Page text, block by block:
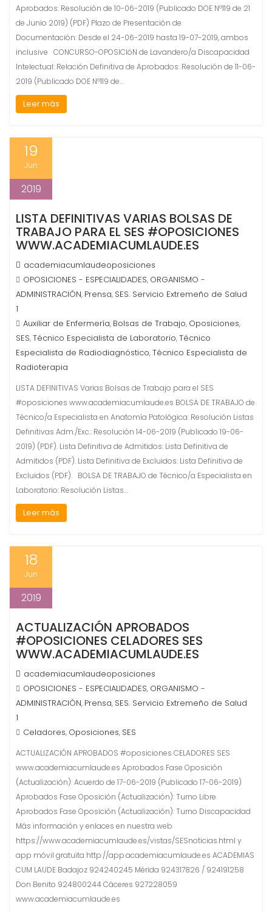
Aprobados: Resolución de 10-06-2019 (Publicado DOE Nº119 de 21
de Junio 2019) (PDF) Plazo de Presentación de
Documentación: Desde el 24-06-2019 hasta 19-07-2019, ambos
inclusive CONCURSO-OPOSICIóN de Lavandero/a Discapacidad
Intelectual: Relación Definitiva de Aprobados: Resolución de 11-06-
2019 (Publicado DOE Nº119 de…
Leer más
19
Jun
2019
LISTA DEFINITIVAS VARIAS BOLSAS DE
TRABAJO PARA EL SES #OPOSICIONES
WWW.ACADEMIACUMLAUDE.ES
academiacumlaudeoposiciones
OPOSICIONES - ESPECIALIDADES, ORGANISMO -
ADMINISTRACIÓN, Prensa, SES. Servicio Extremeño de Salud
1
Auxiliar de Enfermería, Bolsas de Trabajo, Oposiciones,
SES,Técnico Especialista de Laboratorio,Técnico
Especialista de Radiodiagnóstico,Técnico Especialista de
Radioterapia
LISTA DEFINITIVAS Varias Bolsas de Trabajo para el SES
#oposiciones www.academiacumlaude.es BOLSA DE TRABAJO de
Técnico/a Especialista en Anatomía Patológica: Resolución Listas
Definitivas Adm./Exc.: Resolución 14-06-2019 (Publicado 19-06-
2019) (PDF). Lista Definitiva de Admitidos: Lista Definitiva de
Admitidos (PDF). Lista Definitiva de Excluidos: Lista Definitiva de
Excluidos (PDF). BOLSA DE TRABAJO de Técnico/a Especialista en
Laboratorio: Resolución Listas…
Leer más
18
Jun
2019
ACTUALIZACIÓN APROBADOS
#OPOSICIONES CELADORES SES
WWW.ACADEMIACUMLAUDE.ES
academiacumlaudeoposiciones
OPOSICIONES - ESPECIALIDADES, ORGANISMO -
ADMINISTRACIÓN, Prensa, SES. Servicio Extremeño de Salud
1
Celadores, Oposiciones, SES
ACTUALIZACIÓN APROBADOS #oposiciones CELADORES SES
www.academiacumlaude.es Aprobados Fase Oposición
(Actualización): Acuerdo de 17-06-2019 (Publicado 17-06-2019)
Aprobados Fase Oposición (Actualización): Turno Libre
Aprobados Fase Oposición (Actualización): Turno Discapacidad
Más información y enlaces en nuestra web
https://www.academiacumlaude.es/vistas/SESnoticias.html y
app móvil gratuita http://app.academiacumlaude.es ACADEMIAS
CUM LAUDE Badajoz 924240245 Mérida 924317826 / 924191258
Don Benito 924800244 Cáceres 927228059
www.academiacumlaude.es